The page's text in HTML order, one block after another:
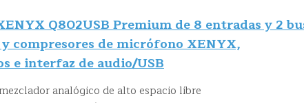
Q802USB Premium de 8 entradas y 2
compresores de micrófono XENYX,
e interfaz de audio/USB
analógico de alto espacio libre